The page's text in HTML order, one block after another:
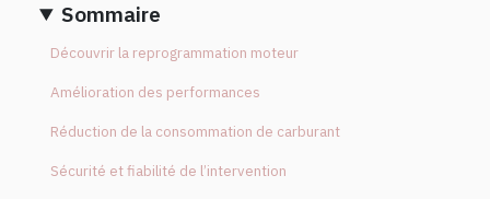
Sommaire
Découvrir la reprogrammation moteur
Amélioration des performances
Réduction de la consommation de carburant
Sécurité et fiabilité de l’intervention